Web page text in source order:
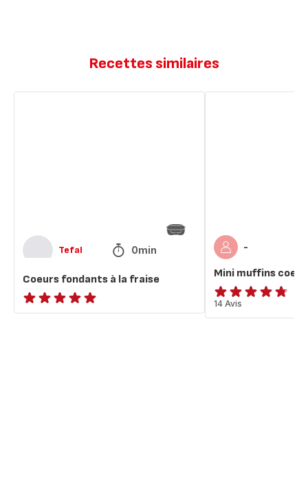
Recettes similaires
Tefal 0min
Coeurs fondants à la fraise
ratings.NaN
-
Mini muffins
ratings.4.7
14 Avis